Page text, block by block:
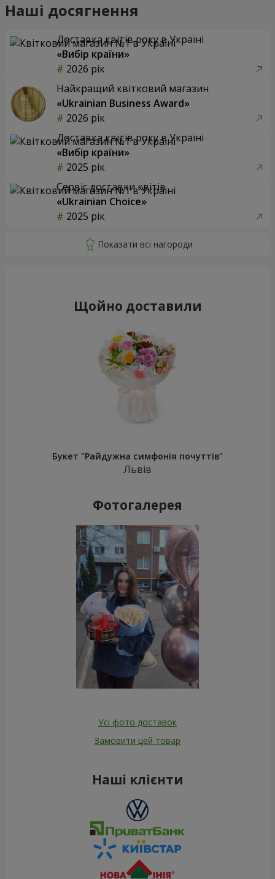
Наші досягнення
Доставка квітів року в Україні
«Вибір країни»
2026 рік
Найкращий квітковий магазин
«Ukrainian Business Award»
2026 рік
Доставка квітів року в Україні
«Вибір країни»
2025 рік
Сервіс доставки квітів
«Ukrainian Choice»
2025 рік
Щойно доставили
Букет "Райдужна симфонія почуттів"
Львів
Фотогалерея
Усі фото доставок
Замовити цей товар
Наші клієнти